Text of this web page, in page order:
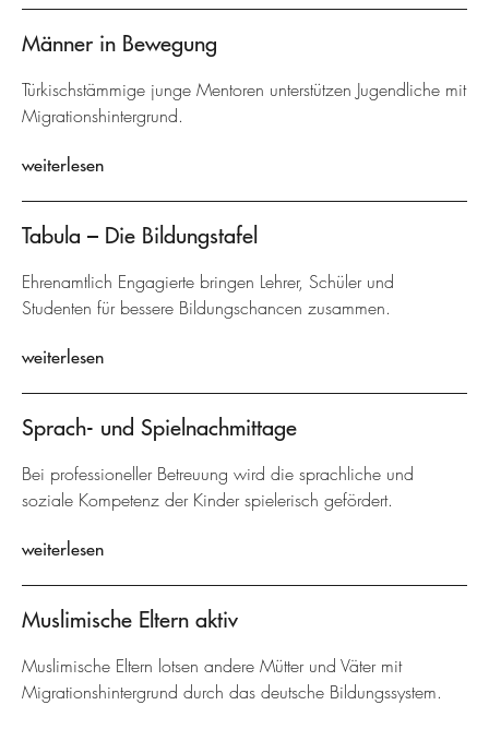
Männer in Bewegung
Türkischstämmige junge Mentoren unterstützen Jugendliche mit
Migrationshintergrund.
weiterlesen
Tabula – Die Bildungstafel
Ehrenamtlich Engagierte bringen Lehrer, Schüler und
Studenten für bessere Bildungschancen zusammen.
weiterlesen
Sprach- und Spielnachmittage
Bei professioneller Betreuung wird die sprachliche und
soziale Kompetenz der Kinder spielerisch gefördert.
weiterlesen
Muslimische Eltern aktiv
Muslimische Eltern lotsen andere Mütter und Väter mit
Migrationshintergrund durch das deutsche Bildungssystem.